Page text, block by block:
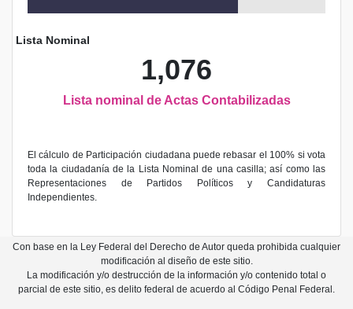
Lista Nominal
1,076
Lista nominal de Actas Contabilizadas
El cálculo de Participación ciudadana puede rebasar el 100% si vota
toda la ciudadanía de la Lista Nominal de una casilla; así como las
Representaciones de Partidos Políticos y Candidaturas
Independientes.
Con base en la Ley Federal del Derecho de Autor queda prohibida cualquier
modificación al diseño de este sitio.
La modificación y/o destrucción de la información y/o contenido total o
parcial de este sitio, es delito federal de acuerdo al Código Penal Federal.